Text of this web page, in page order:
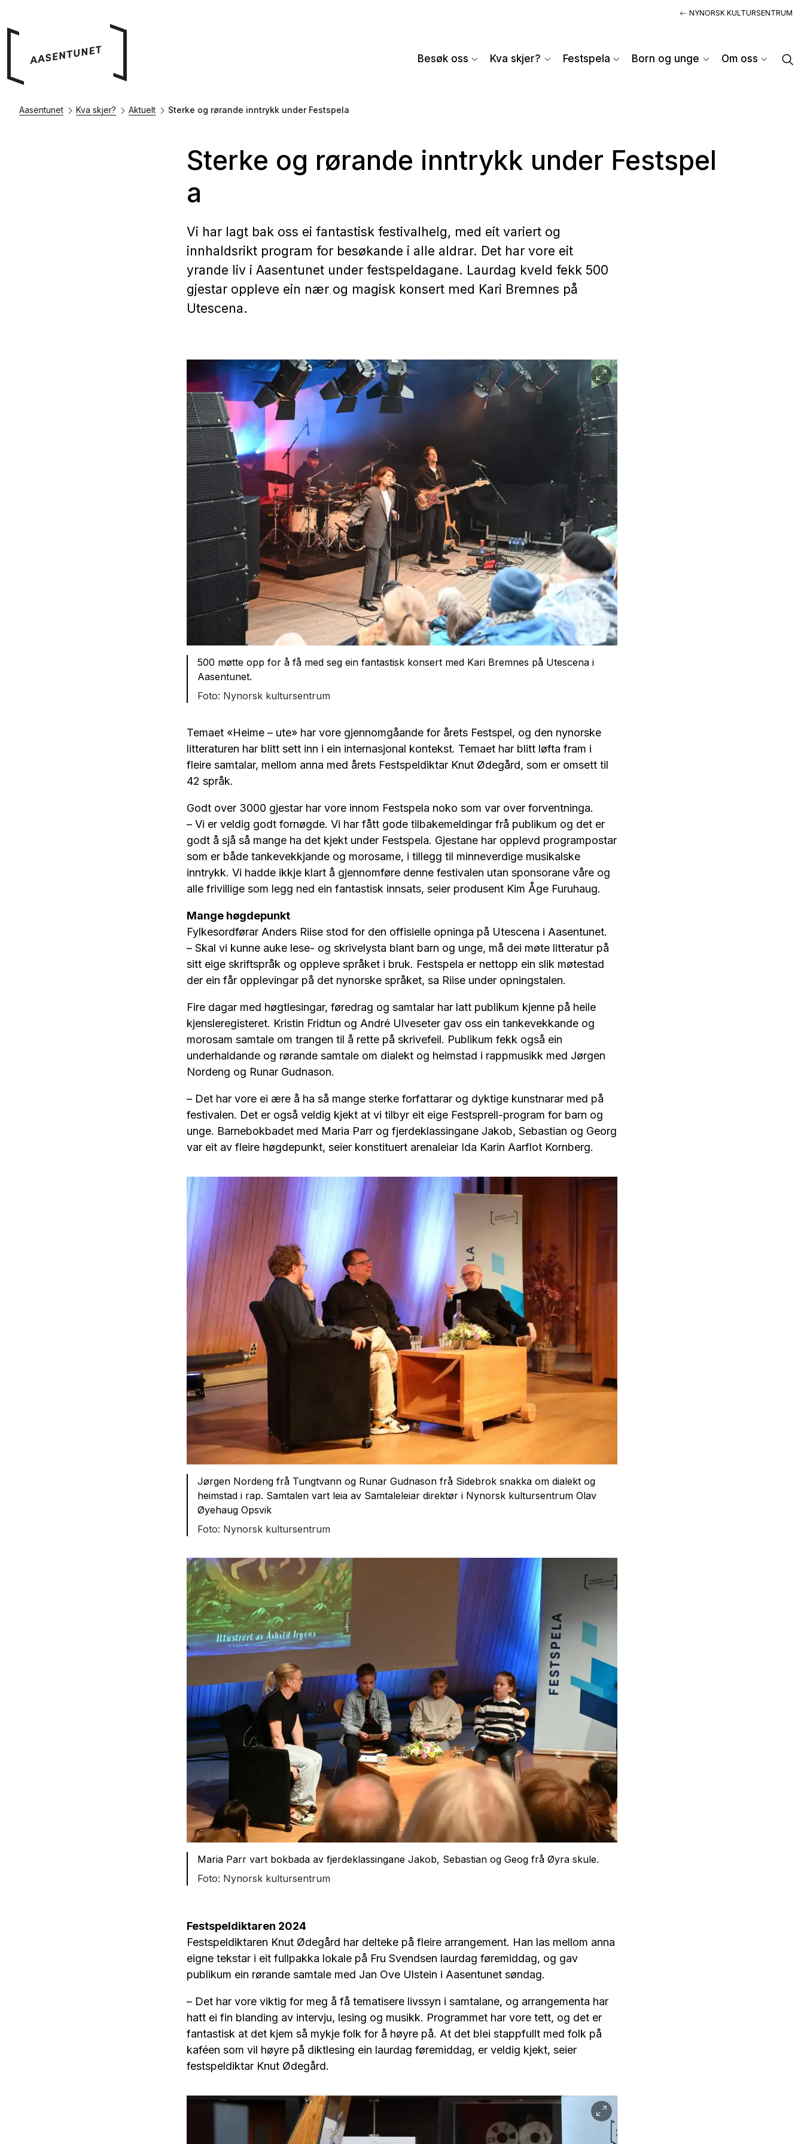
NYNORSK KULTURSENTRUM
Besøk oss Kva skjer? Festspela Born og unge Om oss
Aasentunet Kva skjer? Aktuelt ​​Sterke og rørande inntrykk under Festspel​a
​​Sterke og rørande inntrykk under Festspel​
a
Vi har lagt bak oss ei fantastisk festivalhelg, med eit variert og
innhaldsrikt program for besøkande i alle aldrar. Det har vore eit
yrande liv i Aasentunet under festspeldagane. Laurdag kveld fekk 500
gjestar oppleve ein nær og magisk konsert med Kari Bremnes på
Utescena.
500 møtte opp for å få med seg ein fantastisk konsert med Kari Bremnes på Utescena i
Aasentunet.
Nynorsk kultursentrum
Temaet «Heime – ute» har vore gjennomgåande for årets Festspel, og den nynorske
litteraturen har blitt sett inn i ein internasjonal kontekst. Temaet har blitt løfta fram i
fleire samtalar, mellom anna med årets Festspeldiktar Knut Ødegård, som er omsett til
42 språk.
Godt over 3000 gjestar har vore innom Festspela noko som var over forventninga.
– Vi er veldig godt fornøgde. Vi har fått gode tilbakemeldingar frå publikum og det er
godt å sjå så mange ha det kjekt under Festspela. Gjestane har opplevd programpostar
som er både tankevekkjande og morosame, i tillegg til minneverdige musikalske
inntrykk. Vi hadde ikkje klart å gjennomføre denne festivalen utan sponsorane våre og
alle frivillige som legg ned ein fantastisk innsats, seier produsent Kim Åge Furuhaug.
Mange høgdepunkt
Fylkesordførar Anders Riise stod for den offisielle opninga på Utescena i Aasentunet.
– Skal vi kunne auke lese- og skrivelysta blant barn og unge, må dei møte litteratur på
sitt eige skriftspråk og oppleve språket i bruk. Festspela er nettopp ein slik møtestad
der ein får opplevingar på det nynorske språket, sa Riise under opningstalen.
Fire dagar med høgtlesingar, føredrag og samtalar har latt publikum kjenne på heile
kjensleregisteret. Kristin Fridtun og André Ulveseter gav oss ein tankevekkande og
morosam samtale om trangen til å rette på skrivefeil. Publikum fekk også ein
underhaldande og rørande samtale om dialekt og heimstad i rappmusikk med Jørgen
Nordeng og Runar Gudnason.
– Det har vore ei ære å ha så mange sterke forfattarar og dyktige kunstnarar med på
festivalen. Det er også veldig kjekt at vi tilbyr eit eige Festsprell-program for barn og
unge. Barnebokbadet med Maria Parr og fjerdeklassingane Jakob, Sebastian og Georg
var eit av fleire høgdepunkt, seier konstituert arenaleiar Ida Karin Aarflot Kornberg.
Jørgen Nordeng frå Tungtvann og Runar Gudnason frå Sidebrok snakka om dialekt og
heimstad i rap. Samtalen vart leia av Samtaleleiar direktør i Nynorsk kultursentrum Olav
Øyehaug Opsvik
Nynorsk kultursentrum
Maria Parr vart bokbada av fjerdeklassingane Jakob, Sebastian og Geog frå Øyra skule.
Nynorsk kultursentrum
Festspeldiktaren 2024
Festspeldiktaren Knut Ødegård har delteke på fleire arrangement. Han las mellom anna
eigne tekstar i eit fullpakka lokale på Fru Svendsen laurdag føremiddag, og gav
publikum ein rørande samtale med Jan Ove Ulstein i Aasentunet søndag.
– Det har vore viktig for meg å få tematisere livssyn i samtalane, og arrangementa har
hatt ei fin blanding av intervju, lesing og musikk. Programmet har vore tett, og det er
fantastisk at det kjem så mykje folk for å høyre på. At det blei stappfullt med folk på
kaféen som vil høyre på diktlesing ein laurdag føremiddag, er veldig kjekt, seier
festspeldiktar Knut Ødegård.